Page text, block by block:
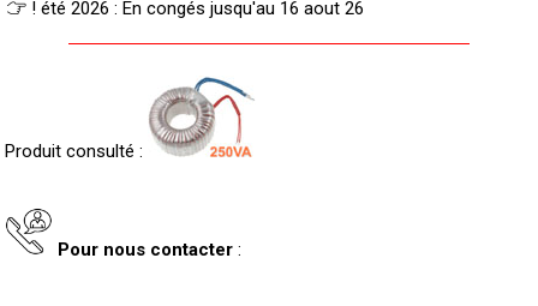
! été 2026 : En congés jusqu'au 16 aout 26
Produit consulté :
Pour nous contacter :